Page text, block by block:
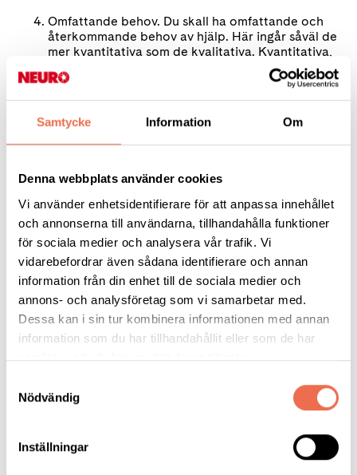
Samtycke Information Om
Denna webbplats använder cookies
Vi använder enhetsidentifierare för att anpassa innehållet
och annonserna till användarna, tillhandahålla funktioner
för sociala medier och analysera vår trafik. Vi
vidarebefordrar även sådana identifierare och annan
information från din enhet till de sociala medier och
annons- och analysföretag som vi samarbetar med.
Dessa kan i sin tur kombinera informationen med annan
information som du har tillhandahållit eller som de har
samlat in när du har använt deras tjänster.
Nödvändig
Inställningar
Omfattande behov. Du skall ha omfattande och
återkommande behov av hjälp. Här ingår såväl de
mer kvantitativa som de kvalitativa. Kvantitativa,
hur många timmar du behöver hjälp. Kvalitativa,
där du kanske inte tidsmässigt behöver mycket
hjälp men att det krävs god kunskap om dig eller
behöver. Patrik förklarade att Kommunen oftast
fokuserar på endast de kvantitativa behoven vid
Grundläggande behov
Under dessa behov räknas hjälp med
andning (tillkom 1 november 2019)
för att utföra dessa grundläggande behov. Tidigare kunde du bli